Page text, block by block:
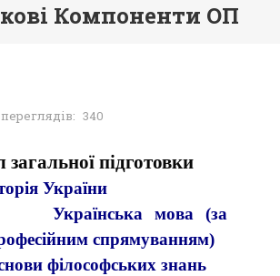
Компоненти ОП
340
підготовки
України
Українська мова (за
спрямуванням)
філософських знань